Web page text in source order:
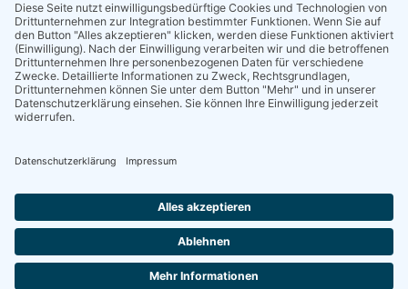
NEWSLETTER
Neuigkeiten rund um die Geriatrie und die DGG – regelmäßig in Ihrem
Postfach.
Die Zeitschrift für Gerontologie und Geriatrie informiert über Neues aus
unserem Fach.